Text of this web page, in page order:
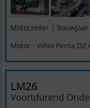
Motorzeiler |
Motor : Volvo Penta D2
LM26
Voortdurend